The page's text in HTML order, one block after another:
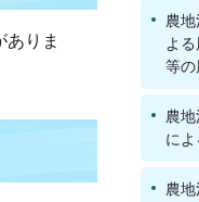
りま
農
よ
等の
農
に
農